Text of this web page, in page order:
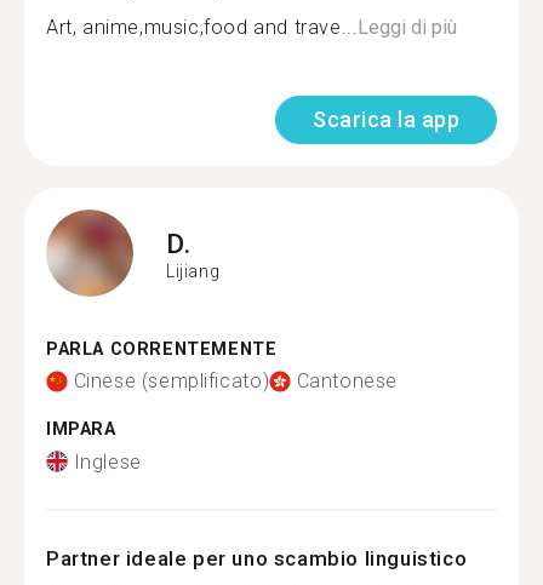
Art, anime,music,food and trave... Leggi di più
Scarica la app
D.
Lijiang
PARLA CORRENTEMENTE
Cinese (semplificato) Cantonese
IMPARA
Inglese
Partner ideale per uno scambio linguistico